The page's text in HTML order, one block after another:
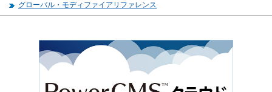
グローバル・モディファイアリファレンス